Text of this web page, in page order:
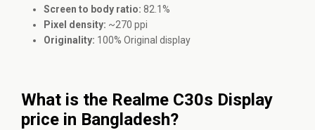
Screen to body ratio: 82.1%
Pixel density: ~270 ppi
Originality: 100% Original display
What is the Realme C30s Display
price in Bangladesh?